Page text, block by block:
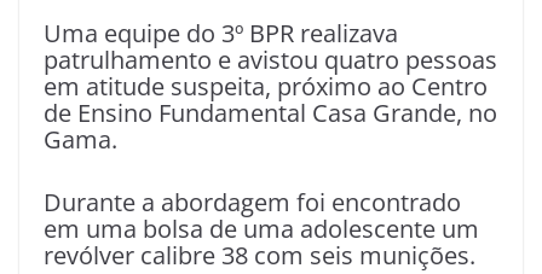
Uma equipe do 3º BPR realizava
patrulhamento e avistou quatro pessoas
em atitude suspeita, próximo ao Centro
de Ensino Fundamental Casa Grande, no
Gama.
Durante a abordagem foi encontrado
em uma bolsa de uma adolescente um
revólver calibre 38 com seis munições.